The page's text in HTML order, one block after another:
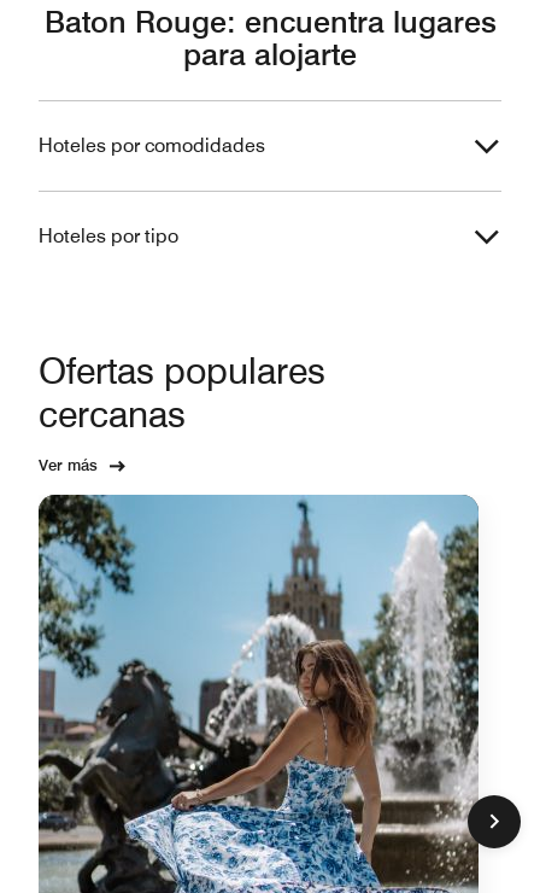
Baton Rouge: encuentra lugares
para alojarte
Hoteles por comodidades
Hoteles por tipo
Ofertas populares
cercanas
Ver más